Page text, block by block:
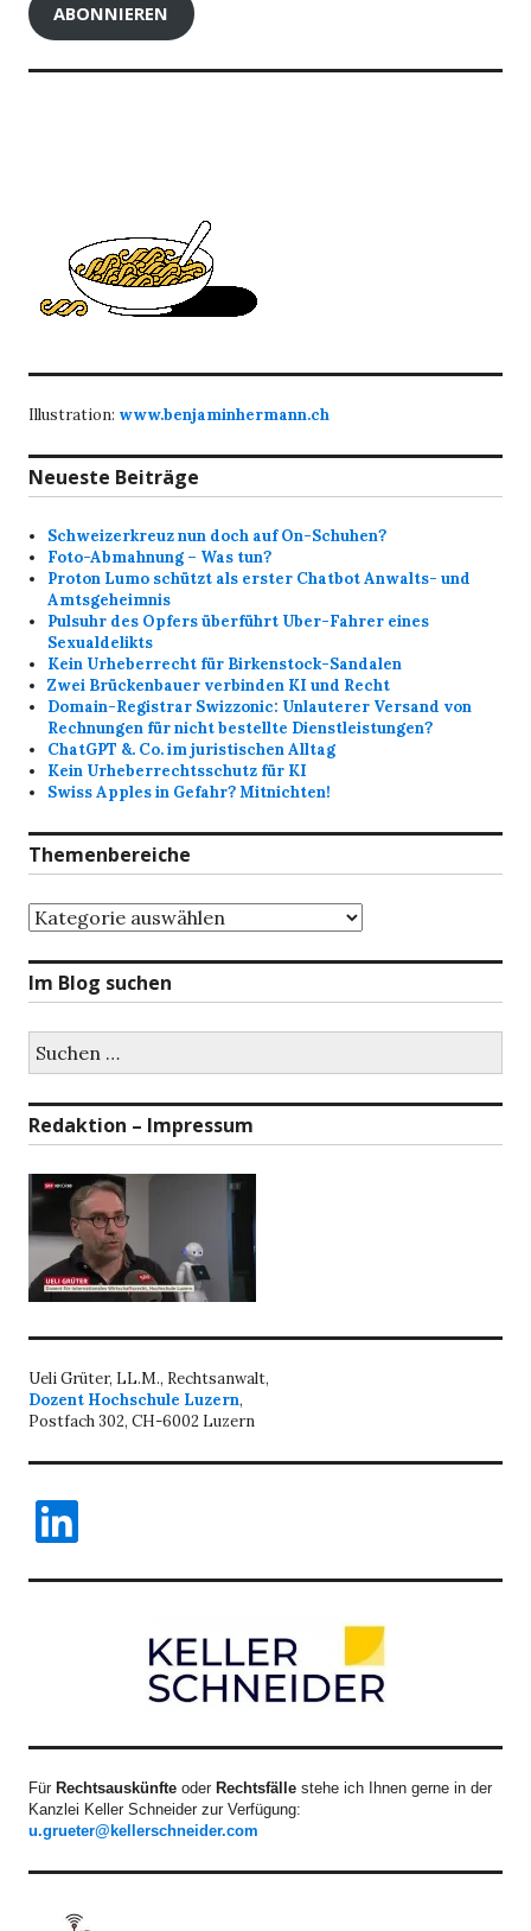
ABONNIEREN
Illustration: www.benjaminhermann.ch
Neueste Beiträge
Schweizerkreuz nun doch auf On-Schuhen?
Foto-Abmahnung – Was tun?
Proton Lumo schützt als erster Chatbot Anwalts- und
Amtsgeheimnis
Pulsuhr des Opfers überführt Uber-Fahrer eines
Sexualdelikts
Kein Urheberrecht für Birkenstock-Sandalen
Zwei Brückenbauer verbinden KI und Recht
Domain-Registrar Swizzonic: Unlauterer Versand von
Rechnungen für nicht bestellte Dienstleistungen?
ChatGPT &. Co. im juristischen Alltag
Kein Urheberrechtsschutz für KI
Swiss Apples in Gefahr? Mitnichten!
Themenbereiche
Themenbereiche
Im Blog suchen
nach:
Redaktion – Impressum
Ueli Grüter, LL.M., Rechtsanwalt,
Dozent Hochschule Luzern,
Postfach 302, CH-6002 Luzern
LinkedIn
Für Rechtsauskünfte oder Rechtsfälle stehe ich Ihnen gerne in der
Kanzlei Keller Schneider zur Verfügung:
u.grueter@kellerschneider.com